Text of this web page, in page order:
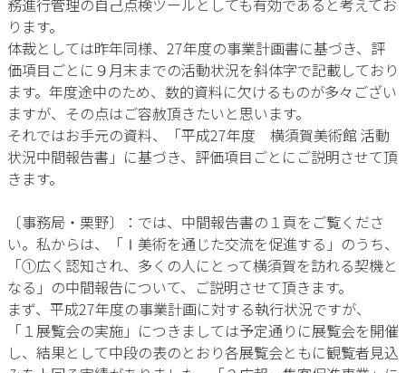
務進行管理の自己点検ツールとしても有効であると考えてお
ります。
体裁としては昨年同様、27年度の事業計画書に基づき、評
価項目ごとに９月末までの活動状況を斜体字で記載しており
ます。年度途中のため、数的資料に欠けるものが多々ござい
ますが、その点はご容赦頂きたいと思います。
それではお手元の資料、「平成27年度 横須賀美術館 活動
状況中間報告書」に基づき、評価項目ごとにご説明させて頂
きます。
〔事務局・栗野〕：では、中間報告書の１頁をご覧くださ
い。私からは、「Ⅰ美術を通じた交流を促進する」のうち、
「①広く認知され、多くの人にとって横須賀を訪れる契機と
なる」の中間報告について、ご説明させて頂きます。
まず、平成27年度の事業計画に対する執行状況ですが、
「１展覧会の実施」につきましては予定通りに展覧会を開催
し、結果として中段の表のとおり各展覧会ともに観覧者見込